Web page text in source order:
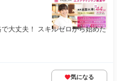
大丈夫！ スキルゼロから始めた
気になる